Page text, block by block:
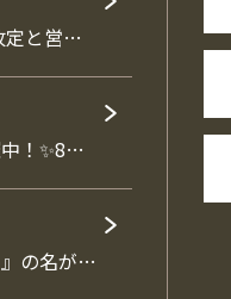
定と営…
！✨8…
の名が…